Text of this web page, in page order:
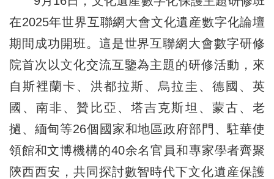
在2025年世界互聯網大會文化遺産數字化論壇
期間成功開班。這是世界互聯網大會數字研修
院首次以文化交流互鑒為主題的研修活動，來
自斯裡蘭卡、洪都拉斯、烏拉圭、德國、英
國、南非、贊比亞、塔吉克斯坦、蒙古、老
撾、緬甸等26個國家和地區政府部門、駐華使
領館和文博機構的40余名官員和專家學者齊聚
陝西西安，共同探討數智時代下文化遺産保護